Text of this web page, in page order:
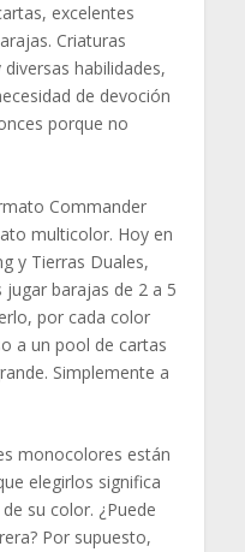
excelentes
Criaturas
habilidades,
de devoción
porque no
Commander
multicolor. Hoy en
y Tierras Duales,
barajas de 2 a 5
por cada color
a un pool de cartas
Simplemente a
monocolores están
elegirlos significa
su color. ¿Puede
Por supuesto,